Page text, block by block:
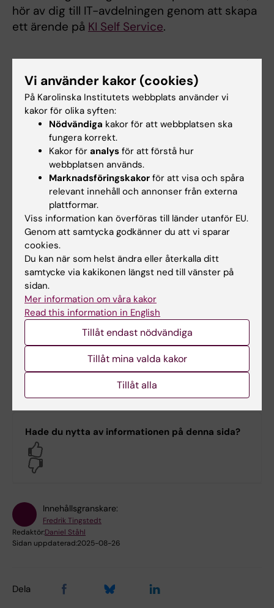
hör av dig till IT-avdelningen genom att skapa
ett ärende på KI Self Service.
Tänk på detta när du använder
GitHub Copilot
Du som användare uppmanas att vara kritisk
till den information som genereras och inte
enbart förlita dig på AI-tjänstens utdata.
Tjänsten ska endast användas för att
hantera källkod, inga som helst former av
känslig data som personuppgifter.
Som med övriga molntjänster så använd
sunt förnuft, det vill säga, ha en kritisk
inställning till det som tjänsten föreslår och
var restriktiv med vilken data du lämnar ifrån
Om din kod råkar matcha annan publik kod
innebär inte detta per automatik att din kod
därmed är adekvat.
Previewmodeller används på egen risk och
i utvärderingssyfte.
Hade du nytta av informationen på denna sida?
Innehållsgranskare:
Fredrik Tingstedt
Redaktör:Daniel Ståhl
Sidan uppdaterad:2025-08-26
Dela
Vi använder kakor (cookies)
På Karolinska Institutets webbplats använder vi
kakor för olika syften:
Nödvändiga kakor för att webbplatsen ska
fungera korrekt.
Kakor för analys för att förstå hur
webbplatsen används.
Marknadsföringskakor för att visa och spåra
relevant innehåll och annonser från externa
plattformar.
Viss information kan överföras till länder utanför EU.
Genom att samtycka godkänner du att vi sparar
cookies.
Du kan när som helst ändra eller återkalla ditt
samtycke via kakikonen längst ned till vänster på
sidan.
Mer information om våra kakor
Read this information in English
Tillåt endast nödvändiga
Tillåt mina valda kakor
Tillåt alla